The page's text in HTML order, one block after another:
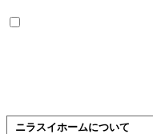
ニラスイホームについて